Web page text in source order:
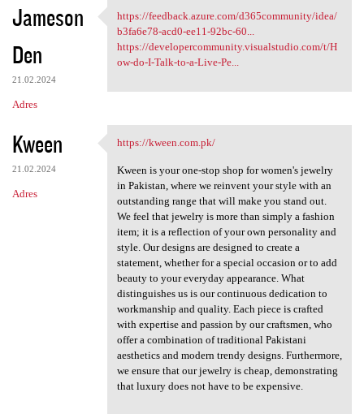
Jameson
Den
21.02.2024
Adres
https://feedback.azure.com
https://feedback.azure.com/d365community/idea/
b3fa6e78-acd0-ee11-92bc-60...
https://developercommunity.visualstudio.com/t/H
ow-do-I-Talk-to-a-Live-Pe...
Kween
21.02.2024
Adres
https://kween.com.pk/
https://kween.com.pk/
Kween is your one-stop shop for women's jewelry
in Pakistan, where we reinvent your style with an
outstanding range that will make you stand out.
We feel that jewelry is more than simply a fashion
item; it is a reflection of your own personality and
style. Our designs are designed to create a
statement, whether for a special occasion or to add
beauty to your everyday appearance. What
distinguishes us is our continuous dedication to
workmanship and quality. Each piece is crafted
with expertise and passion by our craftsmen, who
offer a combination of traditional Pakistani
aesthetics and modern trendy designs. Furthermore,
we ensure that our jewelry is cheap, demonstrating
that luxury does not have to be expensive.